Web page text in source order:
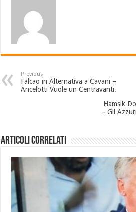
Previous
Falcao in Alternativa a Cavani –
Ancelotti Vuole un Centravanti.
Hamsik
– Gli
Articoli Correlati